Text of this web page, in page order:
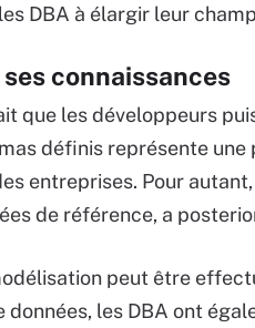
DBA à élargir leur
connaissances
que les développeurs
définis représente
entreprises. Pour
de référence, a
peut être
les DBA ont